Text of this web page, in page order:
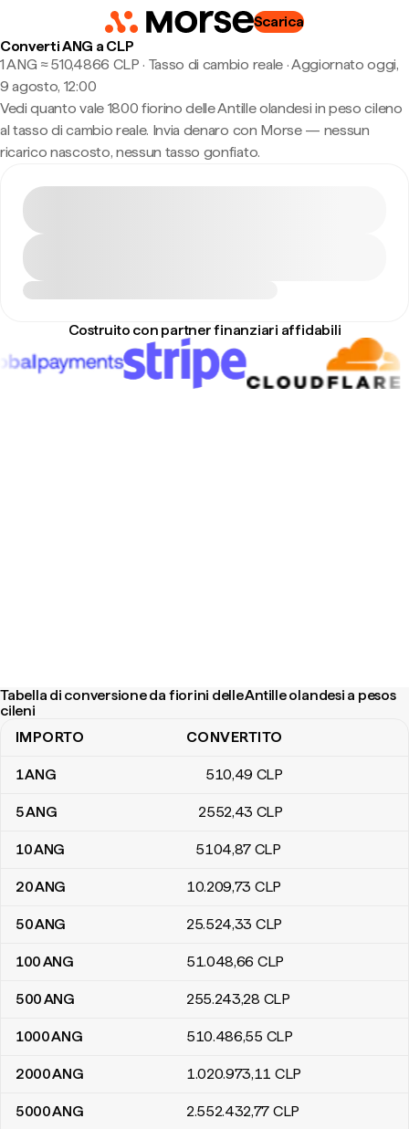
Scarica
Converti ANG a CLP
1 ANG ≈ 510,4866 CLP · Tasso di cambio reale·Aggiornato oggi,
9 agosto, 12:00
Vedi quanto vale 1800 fiorino delle Antille olandesi in peso cileno
al tasso di cambio reale. Invia denaro con Morse — nessun
ricarico nascosto, nessun tasso gonfiato.
Costruito con partner finanziari affidabili
Tabella di conversione da fiorini delle Antille olandesi a pesos
cileni
Tabella di conversione da fiorini delle Antille olandesi a pesos
IMPORTO CONVERTITO
1ANG 510,49 CLP
5ANG 2552,43 CLP
10ANG 5104,87 CLP
20ANG 10.209,73 CLP
50ANG 25.524,33 CLP
100ANG 51.048,66 CLP
500ANG 255.243,28 CLP
1000ANG 510.486,55 CLP
2000ANG 1.020.973,11 CLP
5000ANG 2.552.432,77 CLP